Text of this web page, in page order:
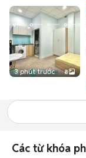
3 phút trước 8
Các từ khóa